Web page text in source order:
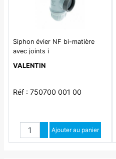
Siphon évier NF bi-matière
avec joints i
VALENTIN
Réf : 750700 001 00
Quantité
Augmenter quantité
Diminuer quantité
Ajouter au panier